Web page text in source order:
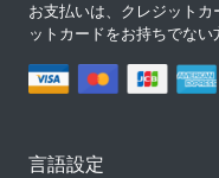
お支払いは、クレジット
ットカードをお持ちでない
言語設定